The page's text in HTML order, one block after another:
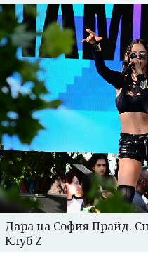
Дара на София Прайд.
Клуб Z